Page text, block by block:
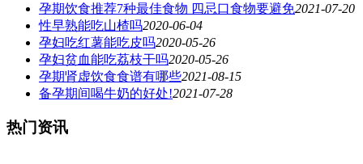
孕期饮食推荐7种最佳食物 四忌口食物要避免2021-07-20
性早熟能吃山楂吗2020-06-04
孕妇吃红薯能吃皮吗2020-05-26
孕妇贫血能吃荔枝干吗2020-05-26
孕期肾虚饮食食谱有哪些2021-08-15
备孕期间喝牛奶的好处!2021-07-28
热门资讯